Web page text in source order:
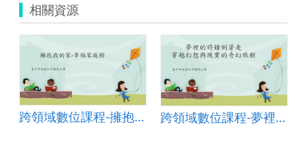
相關資源
跨領域數位課程-擁抱我的家 幸福家庭樹 跨領域數位課程-夢裡的時鐘倒著走:穿越幻想與現實的奇幻旅程